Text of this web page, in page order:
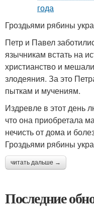
Гроздьями рябины
Петр и Павел
язычникам встать на
христианство и
злодеяния. За это
пыткам и мучениям.
Издревле в этот день
что она приобретала
нечисть от дома и
Гроздьями рябины
читать дальше →
Последние